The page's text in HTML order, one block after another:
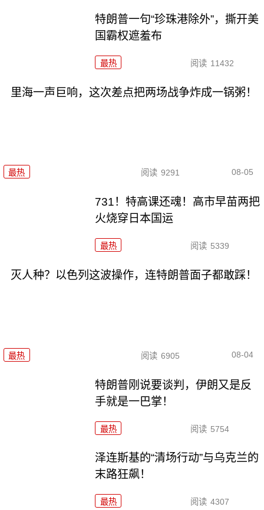
特朗普一句“珍珠港除外”，撕开美
国霸权遮羞布
最热 阅读 11432
里海一声巨响，这次差点把两场战争炸成一锅粥！
最热 阅读 9291 08-05
731！特高课还魂！高市早苗两把
火烧穿日本国运
最热 阅读 5339
灭人种？以色列这波操作，连特朗普面子都敢踩！
最热 阅读 6905 08-04
特朗普刚说要谈判，伊朗又是反
手就是一巴掌！
最热 阅读 5754
泽连斯基的“清场行动”与乌克兰的
末路狂飙！
最热 阅读 4307